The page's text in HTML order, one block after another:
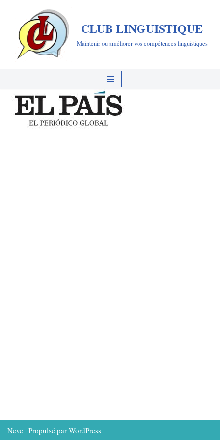
Aller
contenu
CLUB LINGUISTIQUE
Maintenir ou améliorer vos compétences linguistiques
Neve | Propulsé par WordPress